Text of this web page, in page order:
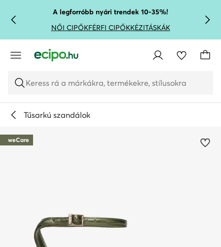
UGRÁS A FŐ TARTALOMRA
UGRÁS A KERESÉSHEZA legforróbb nyári trendek 10-35%!
NŐI CIPŐKFÉRFI CIPŐKKÉZITÁSKÁK
Keress rá a márkákra, termékekre, stílusokra
Tűsarkú szandálok
weCare